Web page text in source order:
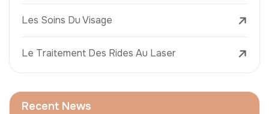
Les Soins Du Visage
Le Traitement Des Rides Au Laser
Recent News